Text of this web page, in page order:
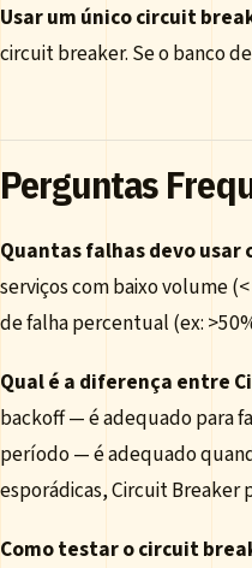
Usar um único circuit
circuit breaker. Se o banco
Perguntas
Quantas falhas devo
serviços com baixo volume
de falha percentual (ex:
Qual é a diferença entre
backoff — é adequado para
período — é adequado
esporádicas, Circuit Breaker
Como testar o circuit